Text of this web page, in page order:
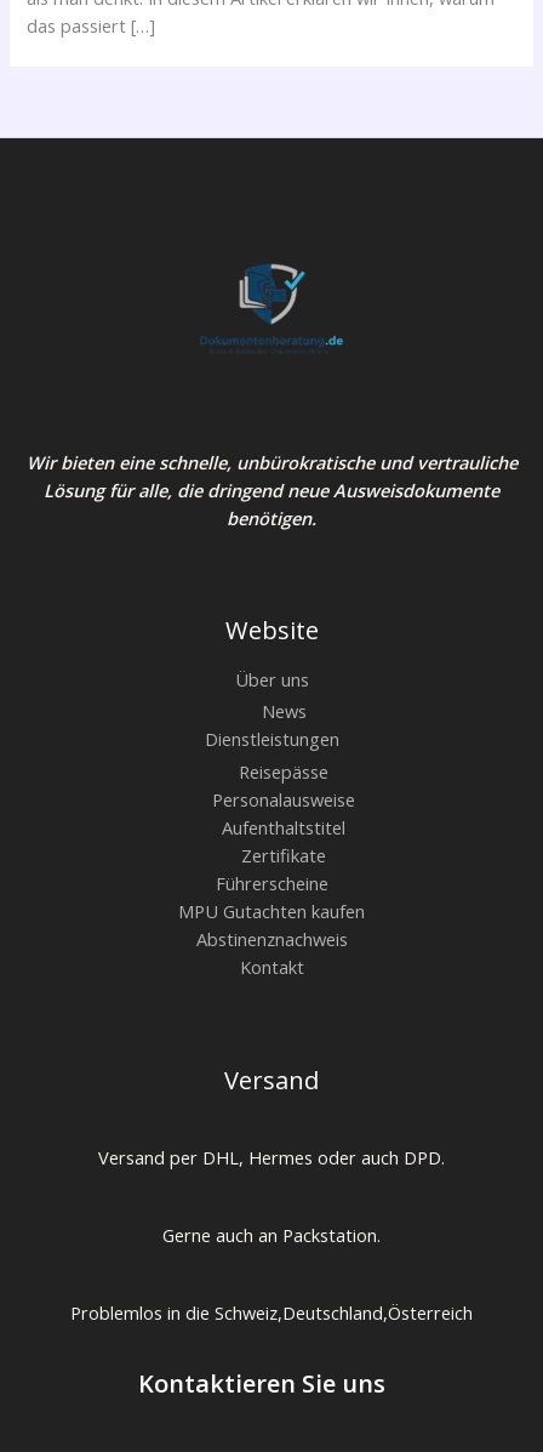
das passiert […]
Wir bieten eine schnelle, unbürokratische und vertrauliche
Lösung für alle, die dringend neue Ausweisdokumente
benötigen.
Website
Über uns
News
Dienstleistungen
Reisepässe
Personalausweise
Aufenthaltstitel
Zertifikate
Führerscheine
MPU Gutachten kaufen
Abstinenznachweis
Kontakt
Versand
Versand per DHL, Hermes oder auch DPD.
Gerne auch an Packstation.
Problemlos in die Schweiz,Deutschland,Österreich
Kontaktieren Sie uns